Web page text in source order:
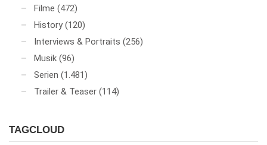
Filme (472)
History (120)
Interviews & Portraits (256)
Musik (96)
Serien (1.481)
Trailer & Teaser (114)
TAGCLOUD